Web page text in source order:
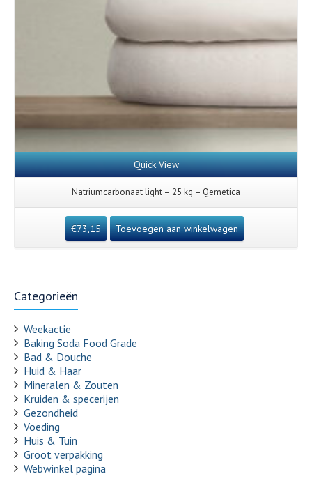
Quick View
Natriumcarbonaat light – 25 kg – Qemetica
€73,15 Toevoegen aan winkelwagen
Categorieën
Weekactie
Baking Soda Food Grade
Bad & Douche
Huid & Haar
Mineralen & Zouten
Kruiden & specerijen
Gezondheid
Voeding
Huis & Tuin
Groot verpakking
Webwinkel pagina